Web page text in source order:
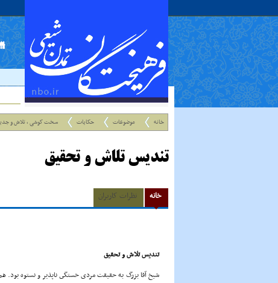
خانه موضوعات حکایات سخت کوشی ، تلاش و
تندیس تلاش و تحقیق
خانه نظرات کاربران
تندیس تلاش و تحقیق
شیخ آقا بزرگ به حقیقت مردى خستگى ناپذیر و نستوه بود.